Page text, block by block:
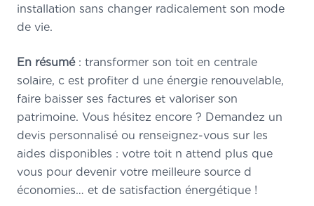
installation sans changer radicalement son mode
de vie.
En résumé: transformer son toit en centrale
solaire, c est profiter d une énergie renouvelable,
faire baisser ses factures et valoriser son
patrimoine. Vous hésitez encore ? Demandez un
devis personnalisé ou renseignez-vous sur les
aides disponibles : votre toit n attend plus que
vous pour devenir votre meilleure source d
économies… et de satisfaction énergétique !